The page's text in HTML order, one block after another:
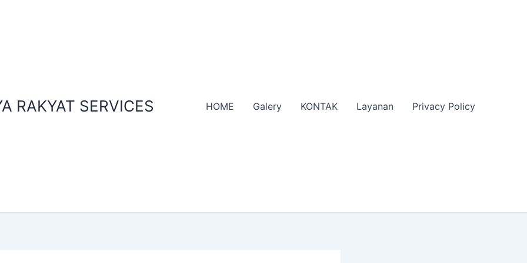
RAKYAT SERVICES HOME Galery KONTAK Layanan Privacy Policy